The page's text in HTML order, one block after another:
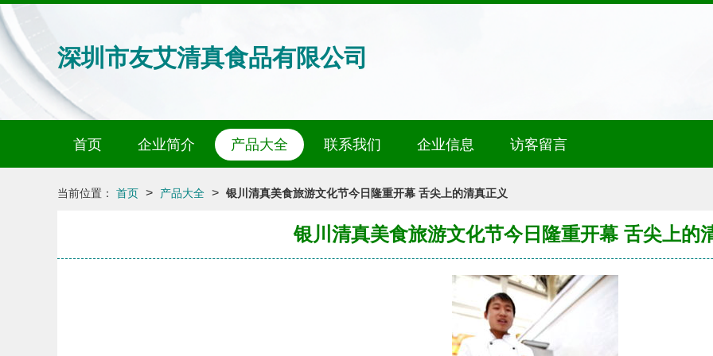
深圳市友艾清真食品有限公司
首页 企业简介 产品大全 联系我们 企业信息 访客留言
当前位置： 首页 > 产品大全 > 银川清真美食旅游文化节今日隆重开幕 舌尖上的清真正义
银川清真美食旅游文化节今日隆重开幕 舌尖上的